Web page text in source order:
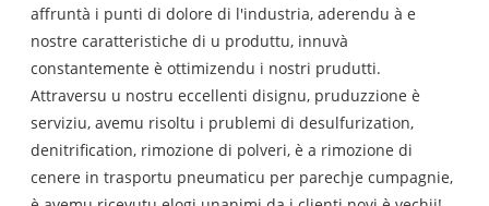
affruntà i punti di dolore di l'industria, aderendu à e
nostre caratteristiche di u produttu, innuvà
constantemente è ottimizendu i nostri prudutti.
Attraversu u nostru eccellenti disignu, pruduzzione è
serviziu, avemu risoltu i prublemi di desulfurization,
denitrification, rimozione di polveri, è a rimozione di
cenere in trasportu pneumaticu per parechje cumpagnie,